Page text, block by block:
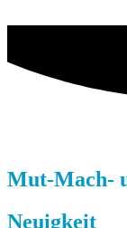
Mut-Mach-
Neuigkeit